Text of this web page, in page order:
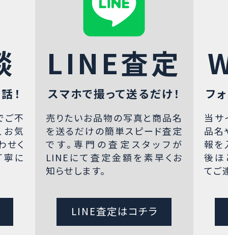
！
ご不
お気
せく
寧に
LINE査定
スマホで撮って送るだけ！
売りたいお品物の写真と商品名
を送るだけの簡単スピード査定
です。専門の査定スタッフが
LINEにて査定金額を素早くお
知らせします。
LINE査定はコチラ
フ
当サ
品名
報を
後ほ
てご